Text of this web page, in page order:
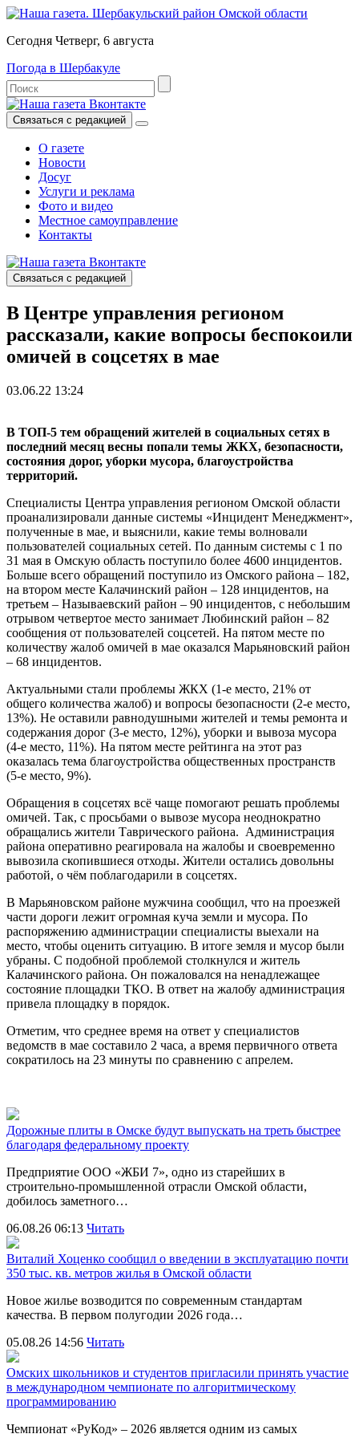
Сегодня Четверг, 6 августа
Погода в Шербакуле
Связаться с редакцией
О газете
Новости
Досуг
Услуги и реклама
Фото и видео
Местное самоуправление
Контакты
Связаться с редакцией
В Центре управления регионом
рассказали, какие вопросы беспокоили
омичей в соцсетях в мае
03.06.22 13:24
В ТОП-5 тем обращений жителей в социальных сетях в
последний месяц весны попали темы ЖКХ, безопасности,
состояния дорог, уборки мусора, благоустройства
территорий.
Специалисты Центра управления регионом Омской области
проанализировали данные системы «Инцидент Менеджмент»,
полученные в мае, и выяснили, какие темы волновали
пользователей социальных сетей. По данным системы с 1 по
31 мая в Омскую область поступило более 4600 инцидентов.
Больше всего обращений поступило из Омского района – 182,
на втором месте Калачинский район – 128 инцидентов, на
третьем – Называевский район – 90 инцидентов, с небольшим
отрывом четвертое место занимает Любинский район – 82
сообщения от пользователей соцсетей. На пятом месте по
количеству жалоб омичей в мае оказался Марьяновский район
– 68 инцидентов.
Актуальными стали проблемы ЖКХ (1-е место, 21% от
общего количества жалоб) и вопросы безопасности (2-е место,
13%). Не оставили равнодушными жителей и темы ремонта и
содержания дорог (3-е место, 12%), уборки и вывоза мусора
(4-е место, 11%). На пятом месте рейтинга на этот раз
оказалась тема благоустройства общественных пространств
(5-е место, 9%).
Обращения в соцсетях всё чаще помогают решать проблемы
омичей. Так, с просьбами о вывозе мусора неоднократно
обращались жители Таврического района. Администрация
района оперативно реагировала на жалобы и своевременно
вывозила скопившиеся отходы. Жители остались довольны
работой, о чём поблагодарили в соцсетях.
В Марьяновском районе мужчина сообщил, что на проезжей
части дороги лежит огромная куча земли и мусора. По
распоряжению администрации специалисты выехали на
место, чтобы оценить ситуацию. В итоге земля и мусор были
убраны. С подобной проблемой столкнулся и житель
Калачинского района. Он пожаловался на ненадлежащее
состояние площадки ТКО. В ответ на жалобу администрация
привела площадку в порядок.
Отметим, что среднее время на ответ у специалистов
ведомств в мае составило 2 часа, а время первичного ответа
сократилось на 23 минуты по сравнению с апрелем.
Дорожные плиты в Омске будут выпускать на треть быстрее
благодаря федеральному проекту
Предприятие ООО «ЖБИ 7», одно из старейших в
строительно‑промышленной отрасли Омской области,
добилось заметного…
06.08.26 06:13 Читать
Виталий Хоценко сообщил о введении в эксплуатацию почти
350 тыс. кв. метров жилья в Омской области
Новое жилье возводится по современным стандартам
качества. В первом полугодии 2026 года…
05.08.26 14:56 Читать
Омских школьников и студентов пригласили принять участие
в международном чемпионате по алгоритмическому
программированию
Чемпионат «РуКод» – 2026 является одним из самых